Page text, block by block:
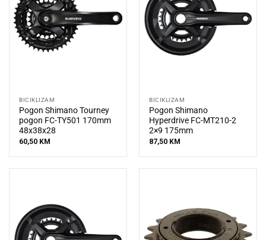
BICIKLIZAM
Pogon Shimano Tourney
pogon FC-TY501 170mm
48x38x28
60,50 KM
BICIKLIZAM
Pogon Shimano
Hyperdrive FC-MT210-2
2×9 175mm
87,50 KM